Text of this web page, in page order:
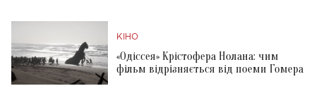
КІНО
«Одіссея» Крістофера Нолана: чим
фільм відрізняється від поеми Гомера